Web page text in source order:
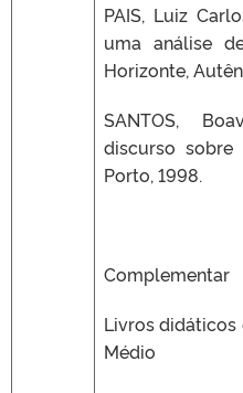
PAIS, Luiz
uma análise
Horizonte,
SANTOS,
discurso sobre
Porto, 1998.
Complementar
Livros
Médio